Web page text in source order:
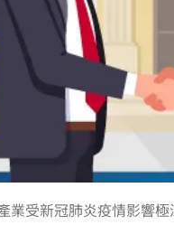
業受新冠肺炎疫情影響